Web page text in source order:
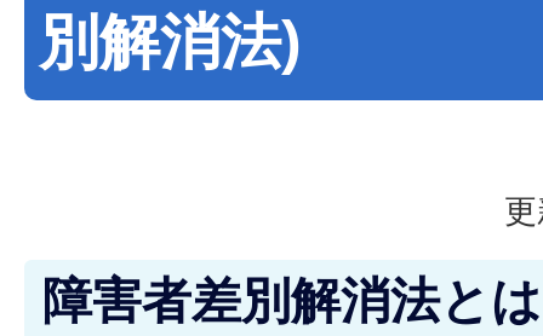
別解消法)
障害者差別解消法とは